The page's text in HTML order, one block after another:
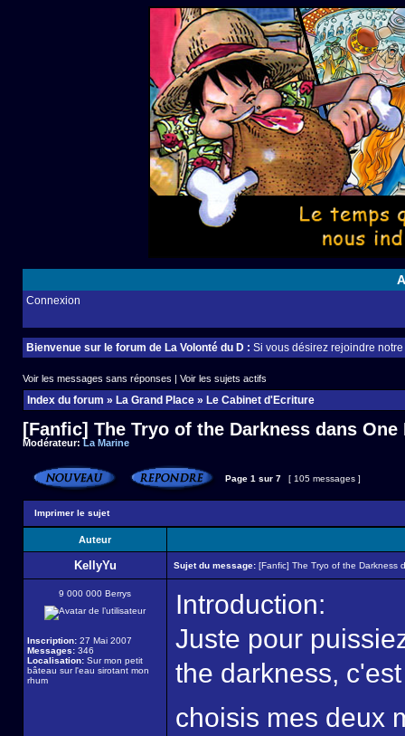
Connexion
Bienvenue sur le forum de La Volonté du D : Si vous désirez rejoindre
Voir les messages sans réponses | Voir les sujets actifs
Index du forum » La Grand Place » Le Cabinet d'Ecriture
[Fanfic] The Tryo of the Darkness dans One
Modérateur:La Marine
Page 1 sur 7 [ 105 messages ]
Imprimer le sujet
Auteur
KellyYu Sujet du message: [Fanfic] The Tryo of the Darkness
9 000 000 Berrys
Inscription: 27 Mai 2007
Messages: 346
Localisation: Sur mon petit
bâteau sur l'eau sirotant mon
rhum
Introduction:
Juste pour
the darkness,
choisis mes deux